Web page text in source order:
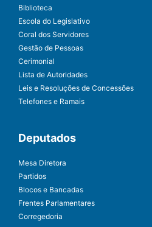
Biblioteca
Escola do Legislativo
Coral dos Servidores
Gestão de Pessoas
Cerimonial
Lista de Autoridades
Leis e Resoluções de Concessões
Telefones e Ramais
Deputados
Mesa Diretora
Partidos
Blocos e Bancadas
Frentes Parlamentares
Corregedoria